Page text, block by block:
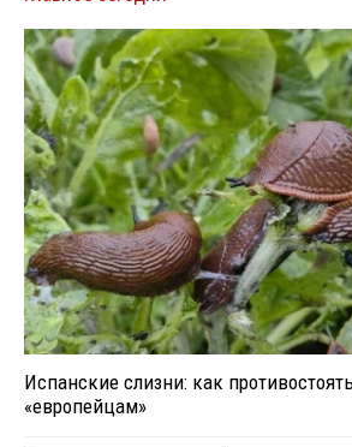
Испанские слизни: как
«европейцам»